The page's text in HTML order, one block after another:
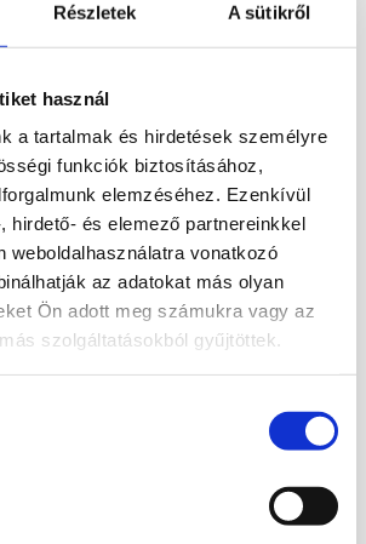
Részletek A sütikről
használ
a tartalmak és hirdetések személyre
funkciók biztosításához,
elemzéséhez. Ezenkívül
hirdető- és elemező partnereinkkel
weboldalhasználatra vonatkozó
az adatokat más olyan
Ön adott meg számukra vagy az
szolgáltatásokból gyűjtöttek.
Kategóriák:Ásvány tojás ,Szeptária
,Nyers,Szeptária,tojás
ásvány tojás
videón Facebook
Amennyiben nagy, exkluzív
8 cm